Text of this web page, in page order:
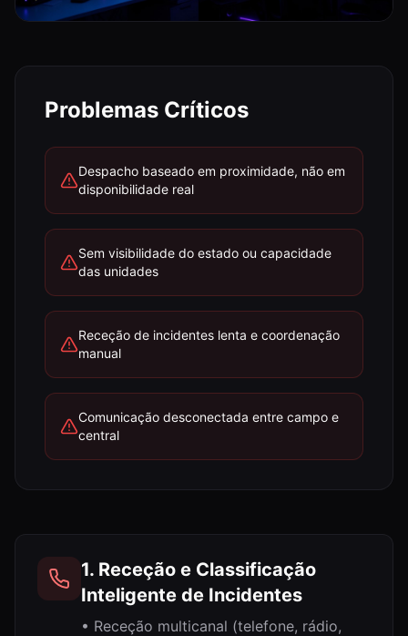
Problemas Críticos
Despacho baseado em proximidade, não em
disponibilidade real
Sem visibilidade do estado ou capacidade
das unidades
Receção de incidentes lenta e coordenação
manual
Comunicação desconectada entre campo e
central
1. Receção e Classificação
Inteligente de Incidentes
• Receção multicanal (telefone, rádio,